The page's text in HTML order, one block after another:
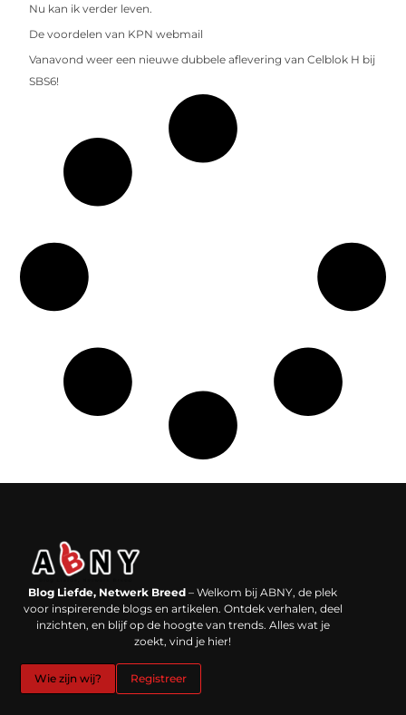
Nu kan ik verder leven.
De voordelen van KPN webmail
Vanavond weer een nieuwe dubbele aflevering van Celblok H bij
SBS6!
Blog Liefde, Netwerk Breed – Welkom bij ABNY, de plek
voor inspirerende blogs en artikelen. Ontdek verhalen, deel
inzichten, en blijf op de hoogte van trends. Alles wat je
zoekt, vind je hier!
Wie zijn wij? Registreer